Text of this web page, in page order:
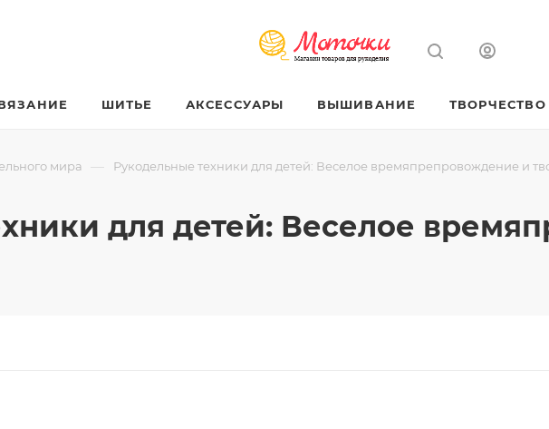
ШИТЬЕ АКСЕССУАРЫ ВЫШИВАНИЕ
мира — Рукодельные техники для детей: Веселое времяпрепровождение и
для детей: Веселое